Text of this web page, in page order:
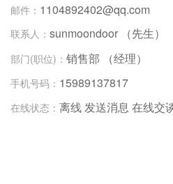
邮件： 1104892402@qq.com
联系人： sunmoondoor （先生）
部门(职位)： 销售部 （经理）
手机号码： 15989137817
在线状态： 离线发送消息 在线交